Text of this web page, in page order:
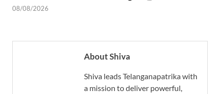
08/08/2026
About Shiva
Shiva leads Telanganapatrika with
a mission to deliver powerful,